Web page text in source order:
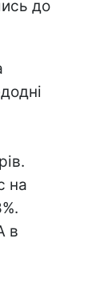
до
на
в